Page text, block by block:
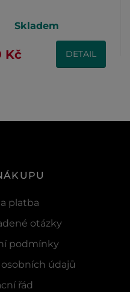
Skladem
Kč DETAIL
platba
otázky
podmínky
osobních údajů
řád